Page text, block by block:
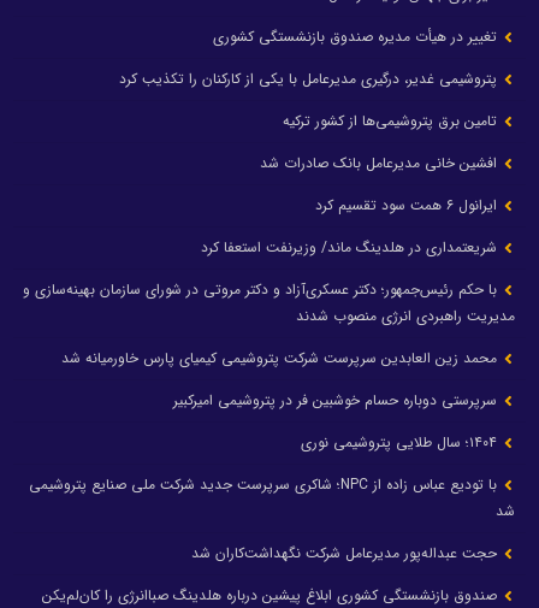
تغییر در هیأت مدیره صندوق بازنشستگی کشوری
پتروشیمی غدیر، درگیری مدیرعامل با یکی از کارکنان را تکذیب کرد
تامین برق پتروشیمی‌ها از کشور ترکیه
افشین خانی مدیرعامل بانک صادرات شد
ایرانول ۶ همت سود تقسیم کرد
شریعتمداری در هلدینگ ماند/ وزیرنفت استعفا کرد
با حکم رئیس‌جمهور؛ دکتر عسکری‌آزاد و دکتر مروتی در شورای سازمان بهینه‌سازی و
مدیریت راهبردی انرژی منصوب شدند
محمد زین العابدین سرپرست شرکت پتروشیمی کیمیای پارس خاورمیانه شد
سرپرستی دوباره حسام خوشبین فر در پتروشیمی امیرکبیر
با تودیع عباس زاده از NPC؛ شاکری سرپرست جدید شرکت ملی صنایع پتروشیمی
شد
حجت عبداله‌پور مدیرعامل شرکت نگهداشت‌کاران شد
صندوق بازنشستگی کشوری ابلاغ پیشین درباره هلدینگ صباانرژی را کان‌لم‌یکن